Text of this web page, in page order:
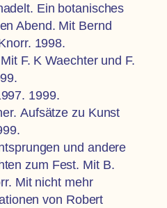
Ein botanisches
Abend. Mit Bernd
1998.
F. K Waechter und F.
1999.
Aufsätze zu Kunst
und andere
zum Fest. Mit B.
Mit nicht mehr
von Robert